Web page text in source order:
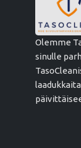
Olemme
sinulle